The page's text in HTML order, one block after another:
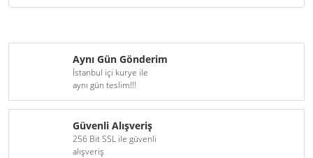
Aynı Gün Gönderim
İstanbul içi kurye ile
aynı gün teslim!!!
Güvenli Alışveriş
256 Bit SSL ile güvenli
alışveriş